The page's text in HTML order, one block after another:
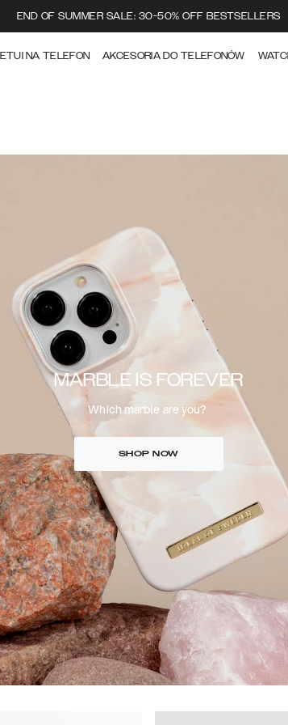
END OF SUMMER SALE: 30-50% OFF BESTSELLERS
ETUI NA TELEFON AKCESORIA DO TELEFONÓW
MARBLE IS FOREVER
Which marble are you?
SHOP NOW